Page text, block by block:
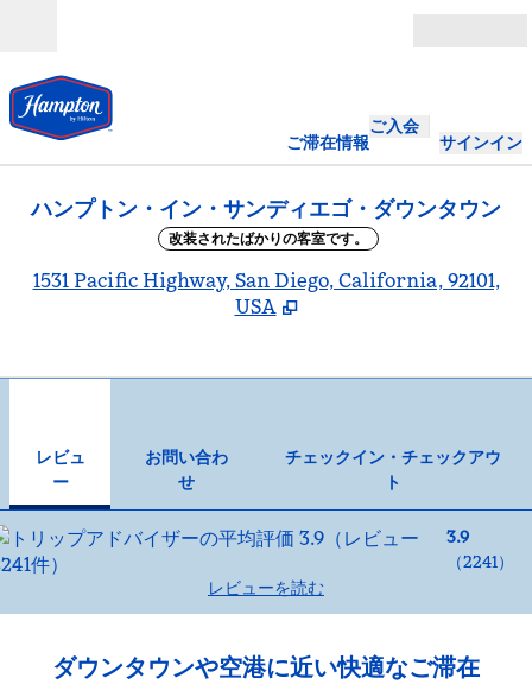
ご滞在情報
ご入会
サインイン
ハンプトン・イン・サンディエゴ・ダウンタウン
改装されたばかりの客室です。
1531 Pacific Highway, San Diego, California, 92101,
USA
レビュ
ー
お問い合わ
せ
お問い合わせ チェックイン・チェックアウ
ト
3.9
（2241）
レビューを読む
ダウンタウンや空港に近い快適なご滞在